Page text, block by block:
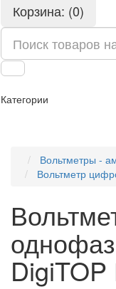
Корзина: (0)
Категории
Вольтметры -
Вольтметр